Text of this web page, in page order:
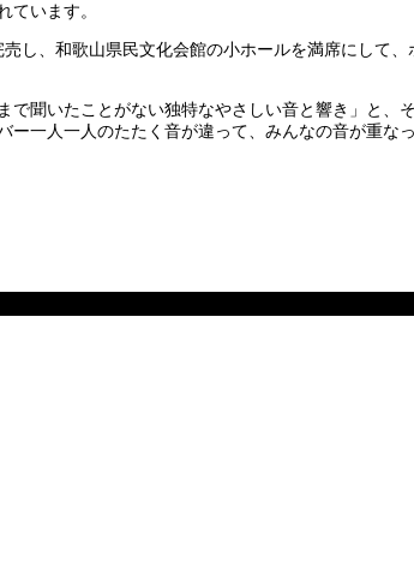
ています。
し、和歌山県民文化会館の小ホールを満席にして
聞いたことがない独特なやさしい音と響き」と、
一人一人のたたく音が違って、みんなの音が重な